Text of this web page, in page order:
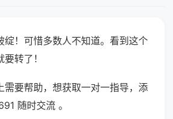
绽！可惜多数人不知道。看到这个
转了！
需要帮助，想获取一对一指导，添
随时交流 。